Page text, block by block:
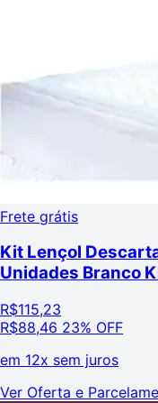
Frete grátis
Kit Lençol
Unidades Branco
R$115,23
R$88,46 23% OFF
em 12x sem juros
Ver Oferta e